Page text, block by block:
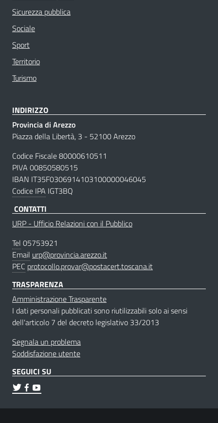
Sicurezza pubblica
Sociale
Sport
Territorio
Turismo
INDIRIZZO
Provincia di Arezzo
Piazza della Libertà, 3 - 52100 Arezzo
Codice Fiscale 80000610511
PIVA 00850580515
IBAN IT35F0306914103100000046045
Codice IPA IGT3BQ
CONTATTI
URP - Ufficio Relazioni con il Pubblico
Tel 05753921
Email urp@provincia.arezzo.it
PEC protocollo.provar@postacert.toscana.it
TRASPARENZA
Amministrazione Trasparente
I dati personali pubblicati sono riutilizzabili solo ai sensi
dell'articolo 7 del decreto legislativo 33/2013
Segnala un problema
Soddisfazione utente
SEGUICI SU